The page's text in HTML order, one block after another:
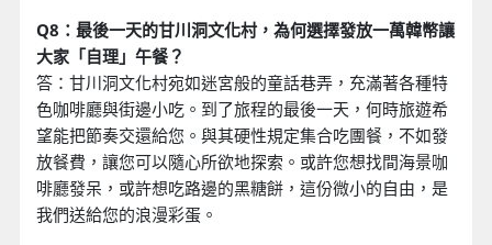
Q8：最後一天的甘川洞文化村，為何選擇發放一萬韓幣讓
大家「自理」午餐？
答：甘川洞文化村宛如迷宮般的童話巷弄，充滿著各種特
色咖啡廳與街邊小吃。到了旅程的最後一天，何時旅遊希
望能把節奏交還給您。與其硬性規定集合吃團餐，不如發
放餐費，讓您可以隨心所欲地探索。或許您想找間海景咖
啡廳發呆，或許想吃路邊的黑糖餅，這份微小的自由，是
我們送給您的浪漫彩蛋。